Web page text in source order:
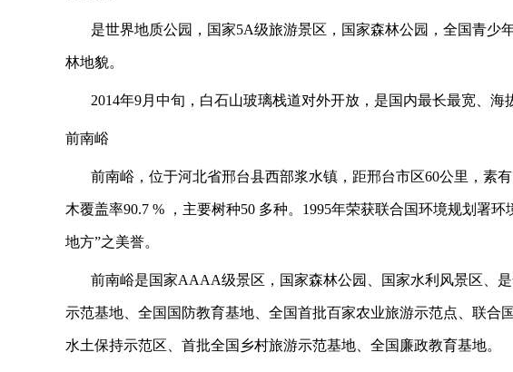
是世界地质公园，国家5A级旅游景区，国家森林公园，全国青少
林地貌。
2014年9月中旬，白石山玻璃栈道对外开放，是国内最长最宽、海
前南峪
前南峪，位于河北省邢台县西部浆水镇，距邢台市区60公里，素有
木覆盖率90.7 % ，主要树种50 多种。 1995年荣获联合国环境规划署环
地方”之美誉。
前南峪是国家AAAA级景区，国家森林公园、国家水利风景区、
示范基地、全国国防教育基地、全国首批百家农业旅游示范点、联合
水土保持示范区、首批全国乡村旅游示范基地、全国廉政教育基地。